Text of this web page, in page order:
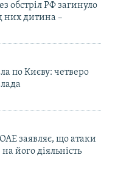
обстріл РФ загинуло
них дитина –
по Києву: четверо
заявляє, що атаки
його діяльність